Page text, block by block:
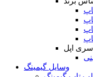
اپل
وسایل گیمینگ